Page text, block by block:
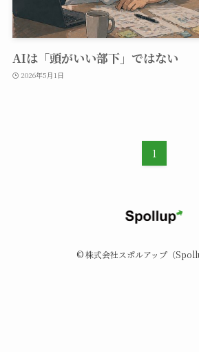
AIは「頭がいい部下」ではない
2026年5月1日
1
©株式会社スポルアップ（